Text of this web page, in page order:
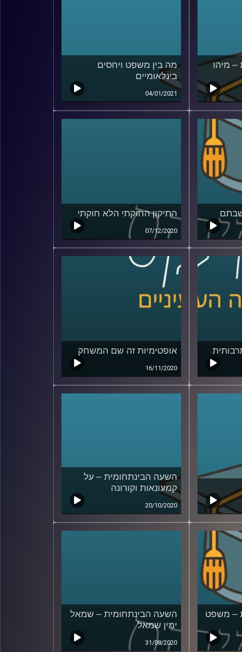
מיהו
מה בין משפט ויחסים
בינלאומיים
04/01/2021
התיקון החוקתי הלא חוקתי
07/12/2020
אופטימיות זה שם המשחק
16/11/2020
השעה הבינתחומית – על
קמעונאות וקורונה
20/10/2020
– משפט
השעה הבינתחומית – שמאל
ימין שמאל
31/08/2020